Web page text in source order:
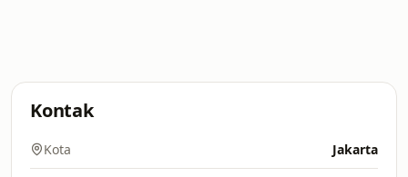
Kontak
Kota Jakarta